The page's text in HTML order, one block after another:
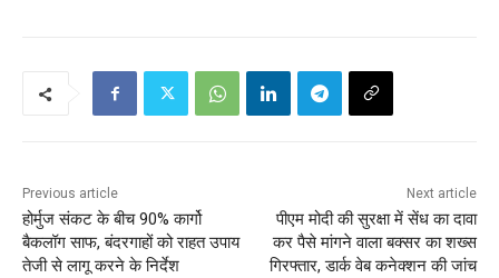
Previous article
होर्मुज संकट के बीच 90% कार्गो
बैकलॉग साफ, बंदरगाहों को राहत उपाय
तेजी से लागू करने के निर्देश
Next article
पीएम मोदी की सुरक्षा में सेंध का दावा
कर पैसे मांगने वाला बक्सर का शख्स
गिरफ्तार, डार्क वेब कनेक्शन की जांच